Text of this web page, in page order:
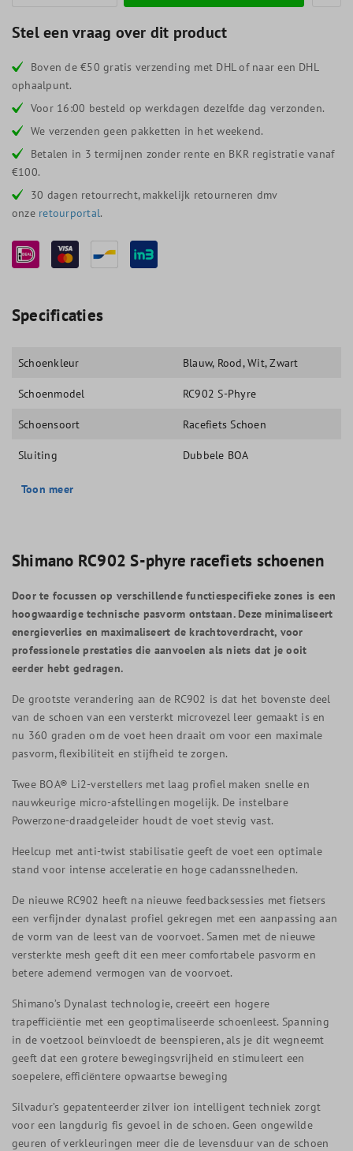
Stel een vraag over dit product
Boven de €50 gratis verzending met DHL of naar een DHL
ophaalpunt.
Voor 16:00 besteld op werkdagen dezelfde dag verzonden.
We verzenden geen pakketten in het weekend.
Betalen in 3 termijnen zonder rente en BKR registratie vanaf
€100.
30 dagen retourrecht, makkelijk retourneren dmv
onze retourportal.
Specificaties
Schoenkleur Blauw, Rood, Wit, Zwart
Schoenmodel RC902 S-Phyre
Schoensoort Racefiets Schoen
Sluiting Dubbele BOA
Toon meer
Shimano RC902 S-phyre racefiets schoenen
Door te focussen op verschillende functiespecifieke zones is een
hoogwaardige technische pasvorm ontstaan. Deze minimaliseert
energieverlies en maximaliseert de krachtoverdracht, voor
professionele prestaties die aanvoelen als niets dat je ooit
eerder hebt gedragen.
De grootste verandering aan de RC902 is dat het bovenste deel
van de schoen van een versterkt microvezel leer gemaakt is en
nu 360 graden om de voet heen draait om voor een maximale
pasvorm, flexibiliteit en stijfheid te zorgen.
Twee BOA® Li2-verstellers met laag profiel maken snelle en
nauwkeurige micro-afstellingen mogelijk. De instelbare
Powerzone-draadgeleider houdt de voet stevig vast.
Heelcup met anti-twist stabilisatie geeft de voet een optimale
stand voor intense acceleratie en hoge cadanssnelheden.
De nieuwe RC902 heeft na nieuwe feedbacksessies met fietsers
een verfijnder dynalast profiel gekregen met een aanpassing aan
de vorm van de leest van de voorvoet. Samen met de nieuwe
versterkte mesh geeft dit een meer comfortabele pasvorm en
betere ademend vermogen van de voorvoet.
Shimano’s Dynalast technologie, creeërt een hogere
trapefficiëntie met een geoptimaliseerde schoenleest. Spanning
in de voetzool beïnvloedt de beenspieren, als je dit wegneemt
geeft dat een grotere bewegingsvrijheid en stimuleert een
soepelere, efficiëntere opwaartse beweging
Silvadur’s gepatenteerder zilver ion intelligent techniek zorgt
voor een langdurig fis gevoel in de schoen. Geen ongewilde
geuren of verkleuringen meer die de levensduur van de schoen